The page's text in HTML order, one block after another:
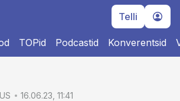
Telli
TOPid Podcastid Konverentsid
16.06.23, 11:41